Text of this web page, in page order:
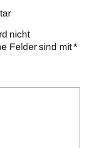
nicht
Felder sind mit*